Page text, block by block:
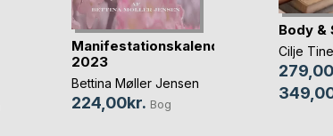
Manifestationskalender
2023
Bettina Møller Jensen
224,00kr. Bog
Body &
Cilje